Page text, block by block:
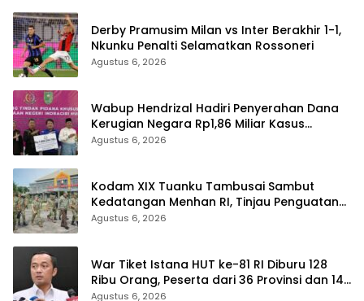
Derby Pramusim Milan vs Inter Berakhir 1-1,
Nkunku Penalti Selamatkan Rossoneri
Agustus 6, 2026
Wabup Hendrizal Hadiri Penyerahan Dana
Kerugian Negara Rp1,86 Miliar Kasus
Korupsi BPR Indra Arta
Agustus 6, 2026
Kodam XIX Tuanku Tambusai Sambut
Kedatangan Menhan RI, Tinjau Penguatan
Yonif TP di Bengkalis dan Kampar
Agustus 6, 2026
War Tiket Istana HUT ke-81 RI Diburu 128
Ribu Orang, Peserta dari 36 Provinsi dan 14
Negara
Agustus 6, 2026